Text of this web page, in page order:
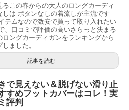
るこの春からの大人のロングカーディ
しは ボタンなしの着流しが主流です
テムなので激安で買って取り入れたい
、口コミで評価の高いさらっと決まる
ロングカーディガンをランキングから
ました。
記事を読む
で見えない＆脱げない滑り止
すめフットカバーはコレ！実
評判